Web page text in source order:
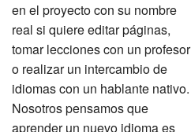
en el proyecto con su nombre
real si quiere editar páginas,
tomar lecciones con un profesor
o realizar un intercambio de
idiomas con un hablante nativo.
Nosotros pensamos que
aprender un nuevo idioma es